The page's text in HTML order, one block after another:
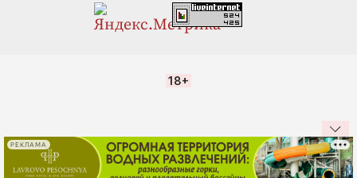
18+
РЕКЛАМА